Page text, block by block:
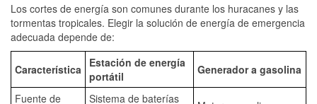
Los cortes de energía son comunes durante los huracanes y las
tormentas tropicales. Elegir la solución de energía de emergencia
adecuada depende de:
Característica
Estación de energía
portátil
Generador a gasolina
Fuente de Sistema de baterías